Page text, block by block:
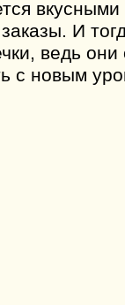
И
ведь
с новым